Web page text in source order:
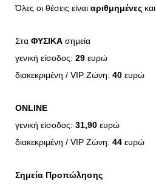
Όλες οι θέσεις είναι αριθμημένες και
Στα ΦΥΣΙΚΑ σημεία
γενική είσοδος: 29 ευρώ
διακεκριμένη / VIP Ζώνη: 40 ευρώ
ONLINE
γενική είσοδος: 31,90 ευρώ
διακεκριμένη / VIP Ζώνη: 44 ευρώ
Σημεία Προπώλησης